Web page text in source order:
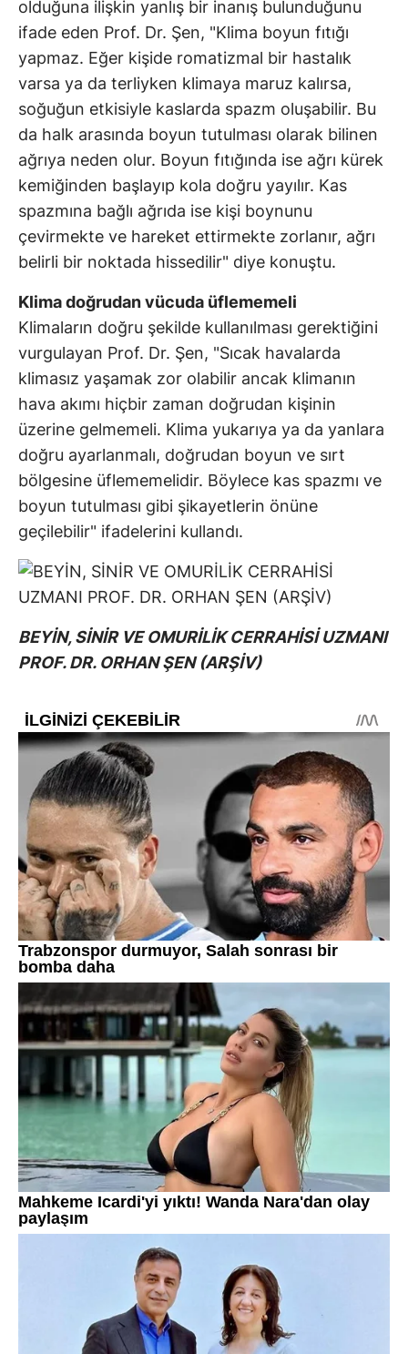
olduğuna ilişkin yanlış bir inanış bulunduğunu
ifade eden Prof. Dr. Şen, "Klima boyun fıtığı
yapmaz. Eğer kişide romatizmal bir hastalık
varsa ya da terliyken klimaya maruz kalırsa,
soğuğun etkisiyle kaslarda spazm oluşabilir. Bu
da halk arasında boyun tutulması olarak bilinen
ağrıya neden olur. Boyun fıtığında ise ağrı kürek
kemiğinden başlayıp kola doğru yayılır. Kas
spazmına bağlı ağrıda ise kişi boynunu
çevirmekte ve hareket ettirmekte zorlanır, ağrı
belirli bir noktada hissedilir" diye konuştu.
Klima doğrudan vücuda üflememeli
Klimaların doğru şekilde kullanılması gerektiğini
vurgulayan Prof. Dr. Şen, "Sıcak havalarda
klimasız yaşamak zor olabilir ancak klimanın
hava akımı hiçbir zaman doğrudan kişinin
üzerine gelmemeli. Klima yukarıya ya da yanlara
doğru ayarlanmalı, doğrudan boyun ve sırt
bölgesine üflememelidir. Böylece kas spazmı ve
boyun tutulması gibi şikayetlerin önüne
geçilebilir" ifadelerini kullandı.
BEYİN, SİNİR VE OMURİLİK CERRAHİSİ UZMANI
PROF. DR. ORHAN ŞEN (ARŞİV)